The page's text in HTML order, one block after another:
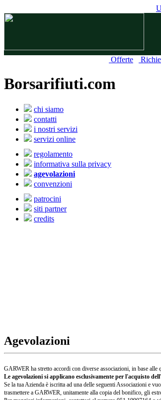
Offerte
Borsarifiuti.com
chi siamo
contatti
i nostri servizi
servizi online
regolamento
informativa sulla privacy
agevolazioni
convenzioni
patrocini
siti partner
credits
Agevolazioni
GARWER ha stretto accordi con diverse associazioni, in base alle
Le agevolazioni si applicano esclusivamente per l'acquisto
Se la tua Azienda è iscritta ad una delle seguenti Associazioni e
trasmettere a GARWER, unitamente alla copia del bonifico, gli